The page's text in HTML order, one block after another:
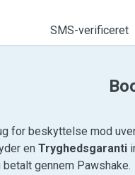
SMS-verificeret
for beskyttelse mod
en Tryghedsgaranti
gennem Pawshake.